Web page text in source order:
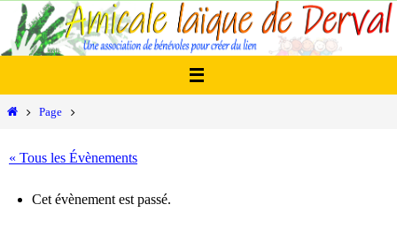
Passer
vers
HomePage
« Tous les Évènements
Cet évènement est passé.